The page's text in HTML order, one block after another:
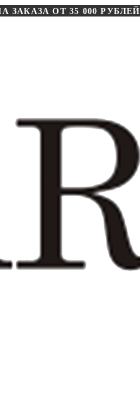
ОТ 35 000 РУБЛЕЙ